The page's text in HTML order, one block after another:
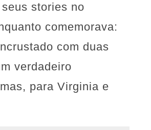
stories no
comemorava:
com duas
verdadeiro
para Virginia e